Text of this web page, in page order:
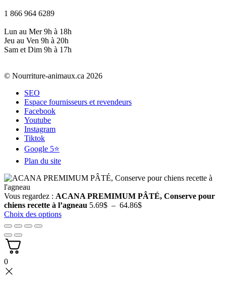
1 866 964 6289
Lun au Mer 9h à 18h
Jeu au Ven 9h à 20h
Sam et Dim 9h à 17h
© Nourriture-animaux.ca 2026
SEO
Espace fournisseurs et revendeurs
Facebook
Youtube
Instagram
Tiktok
Google 5⭐
Plan du site
Vous regardez : ACANA PREMIMUM PÂTÉ, Conserve pour
chiens recette à l’agneau 5.69$ – 64.86$Plage
Choix des options
0